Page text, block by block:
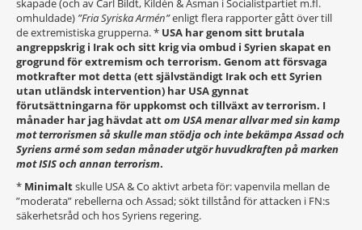
skapade (och av Carl Bildt, Kildén & Åsman i Socialistpartiet m.fl.
omhuldade) ”Fria Syriska Armén”enligt flera rapporter gått över till
de extremistiska grupperna. * USA har genom sitt brutala
angreppskrig i Irak och sitt krig via ombud i Syrien skapat en
grogrund för extremism och terrorism. Genom att försvaga
motkrafter mot detta (ett självständigt Irak och ett Syrien
utan utländsk intervention) har USA gynnat
förutsättningarna för uppkomst och tillväxt av terrorism. I
månader har jag hävdat attom USA menar allvar med sin kamp
mot terrorismen så skulle man stödja och inte bekämpa Assad och
Syriens armé som sedan månader utgör huvudkraften på marken
mot ISIS och annan terrorism.
* Minimaltskulle USA & Co aktivt arbeta för: vapenvila mellan de
”moderata” rebellerna och Assad; sökt tillstånd för attacken i FN:s
säkerhetsråd och hos Syriens regering.